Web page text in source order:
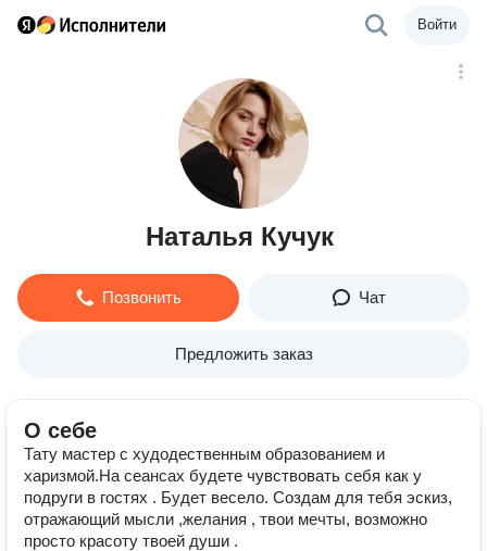
Войти
Наталья Кучук
Позвонить Чат
Предложить заказ
О себе
Тату мастер с худодественным образованием и
харизмой.На сеансах будете чувствовать себя как у
подруги в гостях . Будет весело. Создам для тебя эскиз,
отражающий мысли ,желания , твои мечты, возможно
просто красоту твоей души .